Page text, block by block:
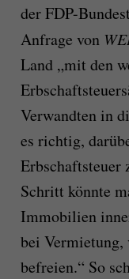
der FDP-
Anfrage von
Land „mit den
Verwandten in
es richtig,
Erbschaftsteuer
Schritt könnte
Immobilien
bei Vermietung,
befreien.“ So